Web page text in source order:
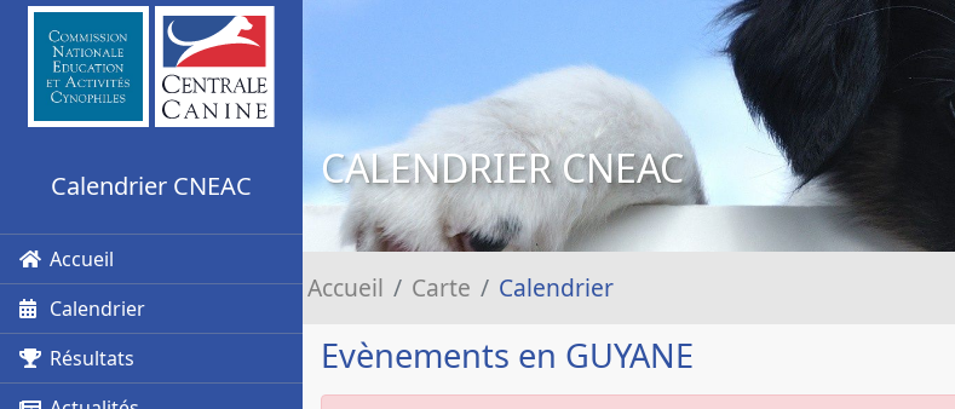
Calendrier CNEAC
Accueil
Calendrier
Résultats
CALENDRIER CNEAC
Accueil Carte Calendrier
Evènements en GUYANE